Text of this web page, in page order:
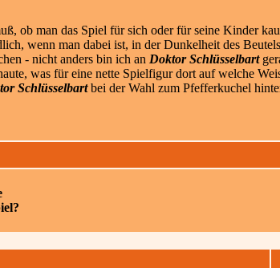
ob man das Spiel für sich oder für seine Kinder
wenn man dabei ist, in der Dunkelheit des Beutels
- nicht anders bin ich an Doktor Schlüsselbart
was für eine nette Spielfigur dort auf welche
Schlüsselbartbei der Wahl zum Pfefferkuchel